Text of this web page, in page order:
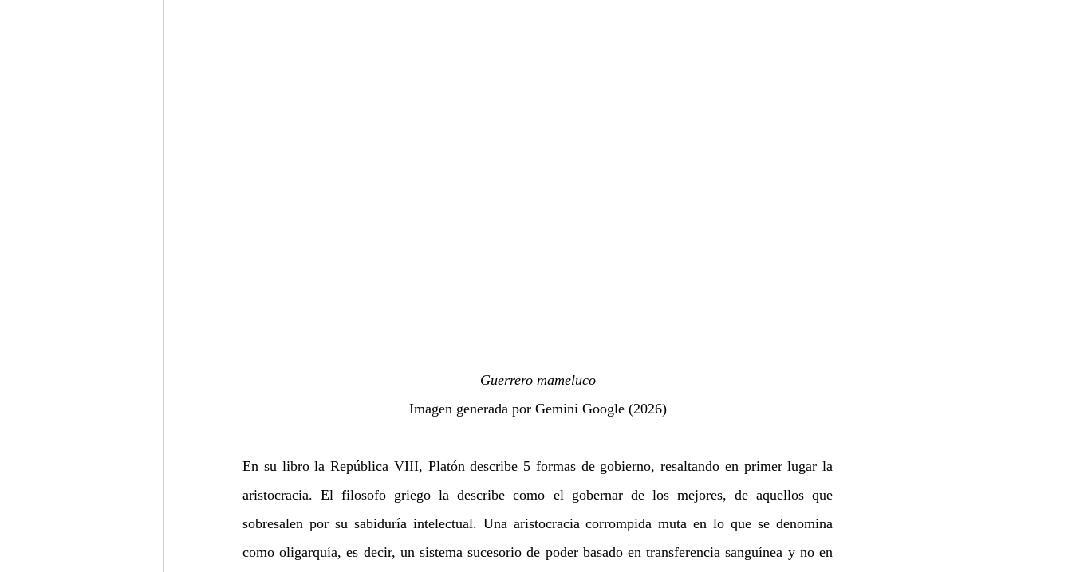
Guerrero mameluco
Imagen generada por Gemini Google (2026)
En su libro la República VIII, Platón describe 5 formas de gobierno, resaltando en primer lugar la
aristocracia. El filosofo griego la describe como el gobernar de los mejores, de aquellos que
sobresalen por su sabiduría intelectual. Una aristocracia corrompida muta en lo que se denomina
como oligarquía, es decir, un sistema sucesorio de poder basado en transferencia sanguínea y no en